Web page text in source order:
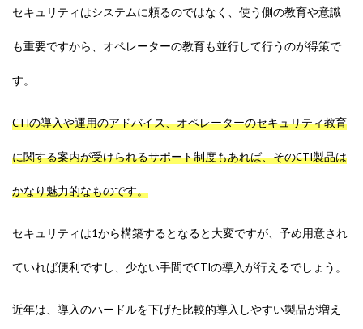
セキュリティはシステムに頼るのではなく、使う側の教育や意識
も重要ですから、オペレーターの教育も並行して行うのが得策で
す。
CTIの導入や運用のアドバイス、オペレーターのセキュリティ教育
に関する案内が受けられるサポート制度もあれば、そのCTI製品は
かなり魅力的なものです。
セキュリティは1から構築するとなると大変ですが、予め用意され
ていれば便利ですし、少ない手間でCTIの導入が行えるでしょう。
近年は、導入のハードルを下げた比較的導入しやすい製品が増え